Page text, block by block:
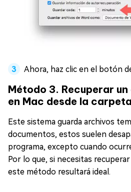
Ahora, haz clic en el botón
Método 3. Recuperar
en Mac desde la
Este sistema guarda archivos
documentos, estos suelen
programa, excepto cuando
Por lo que, si necesitas
este método resultará ideal.